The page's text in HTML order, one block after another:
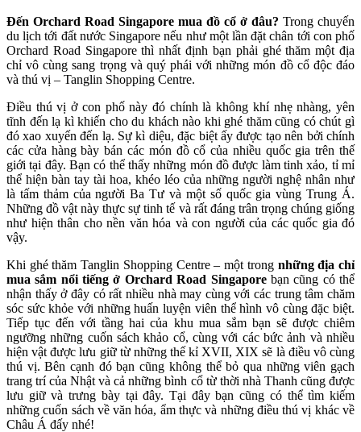
Đến Orchard Road Singapore mua đồ cổ ở đâu? Trong chuyến
du lịch tới đất nước Singapore nếu như một lần đặt chân tới con phố
Orchard Road Singapore thì nhất định bạn phải ghé thăm một địa
chỉ vô cùng sang trọng và quý phái với những món đồ cổ độc đáo
và thú vị – Tanglin Shopping Centre.
Điều thú vị ở con phố này đó chính là không khí nhẹ nhàng, yên
tĩnh đến lạ kì khiến cho du khách nào khi ghé thăm cũng có chút gì
đó xao xuyến đến lạ. Sự kì diệu, đặc biệt ấy được tạo nên bởi chính
các cửa hàng bày bán các món đồ cổ của nhiều quốc gia trên thế
giới tại đây. Bạn có thể thấy những món đồ được làm tinh xảo, tỉ mỉ
thể hiện bàn tay tài hoa, khéo léo của những người nghệ nhân như
là tấm thảm của người Ba Tư và một số quốc gia vùng Trung Á.
Những đồ vật này thực sự tinh tế và rất đáng trân trọng chúng giống
như hiện thân cho nền văn hóa và con người của các quốc gia đó
vậy.
Khi ghé thăm Tanglin Shopping Centre – một trongnhững địa chỉ
mua sắm nổi tiếng ở Orchard Road Singaporebạn cũng có thể
nhận thấy ở đây có rất nhiều nhà may cùng với các trung tâm chăm
sóc sức khỏe với những huấn luyện viên thể hình vô cùng đặc biệt.
Tiếp tục đến với tầng hai của khu mua sắm bạn sẽ được chiêm
ngưỡng những cuốn sách khảo cổ, cùng với các bức ảnh và nhiều
hiện vật được lưu giữ từ những thế kỉ XVII, XIX sẽ là điều vô cùng
thú vị. Bên cạnh đó bạn cũng không thể bỏ qua những viên gạch
trang trí của Nhật và cả những bình cổ từ thời nhà Thanh cũng được
lưu giữ và trưng bày tại đây. Tại đây bạn cũng có thể tìm kiếm
những cuốn sách về văn hóa, ẩm thực và những điều thú vị khác về
Châu Á đấy nhé!